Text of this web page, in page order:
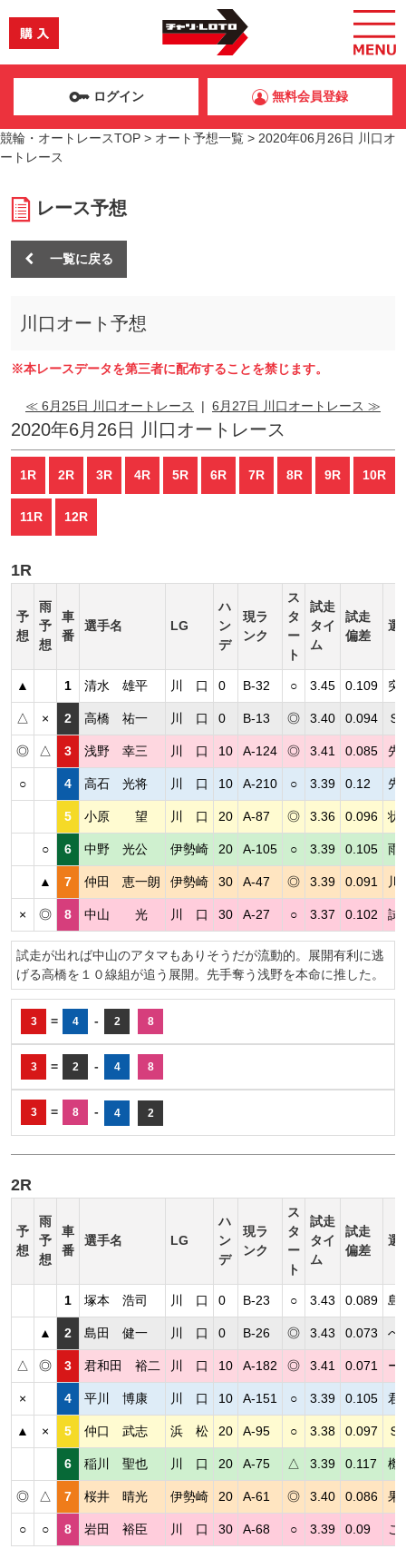
ログイン 無料会員登録
競輪・オートレースTOP > オート予想一覧 > 2020年06月26日 川口オ
ートレース
レース予想
一覧に戻る
川口オート予想
※本レースデータを第三者に配布することを禁じます。
≪ 6月25日 川口オートレース | 6月27日 川口オートレース ≫
2020年6月26日 川口オートレース
1R 2R 3R 4R 5R 6R 7R 8R 9R 10R
11R 12R
1R
予
想
雨
予
想
車
番
選手名 LG
ハ
ン
デ
現ラ
ンク
ス
タ
ー
ト
試走
タイ
ム
試走
偏差
選
▲ 1 清水 雄平 川 口 0 B-32 ○ 3.45 0.109 突
△ × 2 高橋 祐一 川 口 0 B-13 ◎ 3.40 0.094 Ｓ
◎ △ 3 浅野 幸三 川 口 10 A-124 ◎ 3.41 0.085 先
○ 4 高石 光将 川 口 10 A-210 ○ 3.39 0.12 先
5 小原 望 川 口 20 A-87 ◎ 3.36 0.096 状
○ 6 中野 光公 伊勢崎 20 A-105 ○ 3.39 0.105 雨
▲ 7 仲田 恵一朗 伊勢崎 30 A-47 ◎ 3.39 0.091 川
× ◎ 8 中山 光 川 口 30 A-27 ○ 3.37 0.102 試
試走が出れば中山のアタマもありそうだが流動的。展開有利に逃
げる高橋を１０線組が追う展開。先手奪う浅野を本命に推した。
3 = 4 - 2 8
3 = 2 - 4 8
3 = 8 - 4 2
2R
予
想
雨
予
想
車
番
選手名 LG
ハ
ン
デ
現ラ
ンク
ス
タ
ー
ト
試走
タイ
ム
試走
偏差
選
1 塚本 浩司 川 口 0 B-23 ○ 3.43 0.089 島
▲ 2 島田 健一 川 口 0 B-26 ◎ 3.43 0.073 ぺ
△ ◎ 3 君和田 裕二 川 口 10 A-182 ◎ 3.41 0.071 ー
× 4 平川 博康 川 口 10 A-151 ○ 3.39 0.105 君
▲ × 5 仲口 武志 浜 松 20 A-95 ○ 3.38 0.097 Ｓ
6 稲川 聖也 川 口 20 A-75 △ 3.39 0.117 機
◎ △ 7 桜井 晴光 伊勢崎 20 A-61 ◎ 3.40 0.086 果
○ ○ 8 岩田 裕臣 川 口 30 A-68 ○ 3.39 0.09 こ